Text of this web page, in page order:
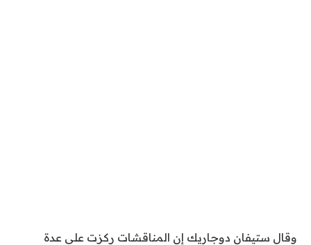
وقال ستيفان دوجاريك إن المناقشات ركزت على عدة